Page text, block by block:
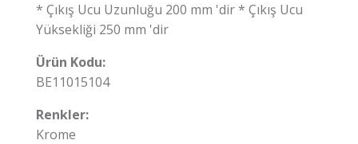
* Çıkış Ucu Uzunluğu 200 mm 'dir * Çıkış Ucu
Yüksekliği 250 mm 'dir
Ürün Kodu:
BE11015104
Renkler:
Krome